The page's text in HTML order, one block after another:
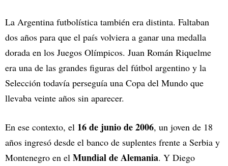
La Argentina futbolística también era distinta. Faltaban
dos años para que el país volviera a ganar una medalla
dorada en los Juegos Olímpicos. Juan Román Riquelme
era una de las grandes figuras del fútbol argentino y la
Selección todavía perseguía una Copa del Mundo que
llevaba veinte años sin aparecer.
En ese contexto, el 16 de junio de 2006, un joven de 18
años ingresó desde el banco de suplentes frente a Serbia y
Montenegro en el Mundial de Alemania. Y Diego